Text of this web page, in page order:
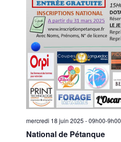
National de Pétanque
mercredi 18 juin 2025 - 09h00-9h00